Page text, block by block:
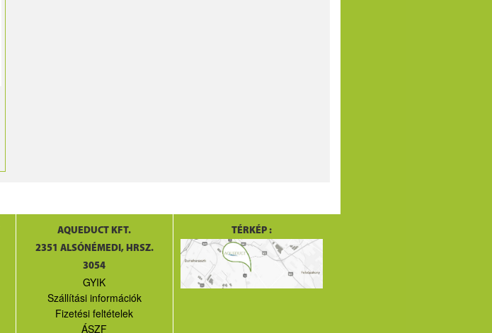
AQUEDUCT KFT.
2351 ALSÓNÉMEDI, HRSZ.
3054
GYIK
Szállítási információk
Fizetési feltételek
ÁSZF
TÉRKÉP :